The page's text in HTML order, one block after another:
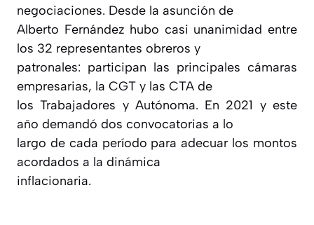
negociaciones. Desde la asunción de
Alberto Fernández hubo casi unanimidad entre
los 32 representantes obreros y
patronales: participan las principales cámaras
empresarias, la CGT y las CTA de
los Trabajadores y Autónoma. En 2021 y este
año demandó dos convocatorias a lo
largo de cada período para adecuar los montos
acordados a la dinámica
inflacionaria.